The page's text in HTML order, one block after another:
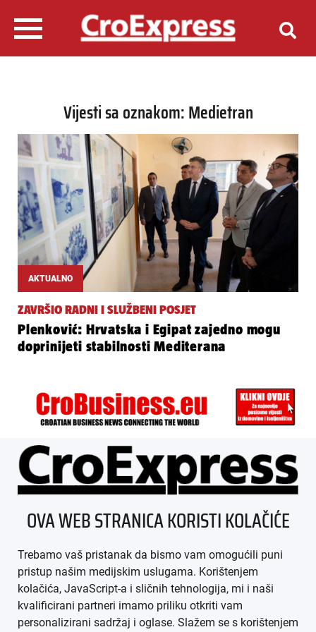
Vijesti sa oznakom: Medietran
AKTUALNO
ZAVRŠIO RADNI I SLUŽBENI POSJET
Plenković: Hrvatska i Egipat zajedno mogu
doprinijeti stabilnosti Mediterana
ÜBER UNS
IMPRESSUM
AGB
DATENSCHUTZ
OVA WEB STRANICA KORISTI KOLAČIĆE
Trebamo vaš pristanak da bismo vam omogućili puni
pristup našim medijskim uslugama. Korištenjem
kolačića, JavaScript-a i sličnih tehnologija, mi i naši
kvalificirani partneri imamo priliku otkriti vam
personalizirani sadržaj i oglase. Slažem se s korištenjem